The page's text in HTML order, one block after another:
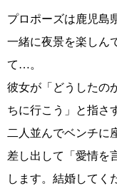
プロポーズは鹿児島
一緒に夜景を楽しん
て…。
彼女が 「どうしたの
ちに行こう」
と指さ
二人並んでベンチに
差し出して
「愛情
します。結婚してく